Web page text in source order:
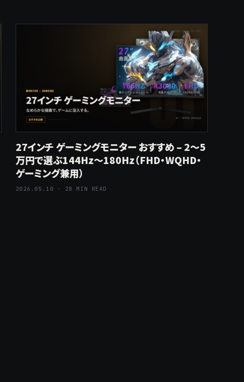
27インチ ゲーミングモニター おすすめ – 2〜5
万円で選ぶ144Hz〜180Hz（FHD・WQHD・
ゲーミング兼用）
2026.05.10 · 28 MIN READ